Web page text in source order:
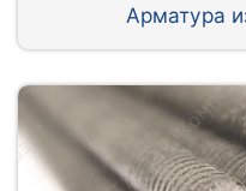
Арматура